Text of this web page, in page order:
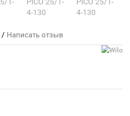
/ Написать отзыв